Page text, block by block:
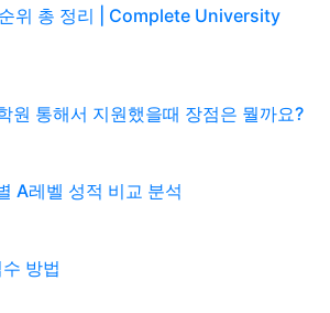
위 총 정리 | Complete University
원 통해서 지원했을때 장점은 뭘까요?
A레벨 성적 비교 분석
방법